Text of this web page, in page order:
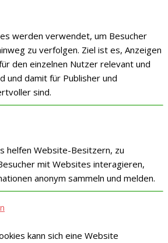
werden verwendet, um Besucher
zu verfolgen. Ziel ist es, Anzeigen
den einzelnen Nutzer relevant und
und damit für Publisher und
sind.
helfen Website-Besitzern, zu
mit Websites interagieren,
anonym sammeln und melden.
kann sich eine Website